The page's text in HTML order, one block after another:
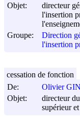
Objet:
directeur
l'insertion
Groupe:
Direction
l'insertion
De:
Olivier
Objet:
directeur
supérieur
cessation de fonction